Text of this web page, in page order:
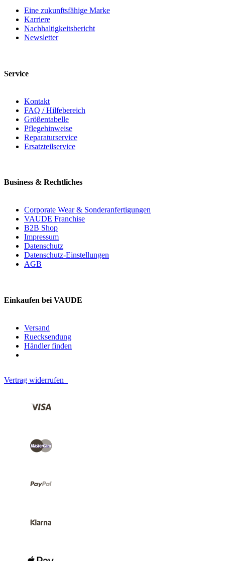
Eine zukunftsfähige Marke
Karriere
Nachhaltigkeitsbericht
Newsletter
Service
Kontakt
FAQ / Hilfebereich
Größentabelle
Pflegehinweise
Reparaturservice
Ersatzteilservice
Business & Rechtliches
Corporate Wear & Sonderanfertigungen
VAUDE Franchise
B2B Shop
Impressum
Datenschutz
Datenschutz-Einstellungen
AGB
Einkaufen bei VAUDE
Versand
Ruecksendung
Händler finden
Vertrag widerrufen